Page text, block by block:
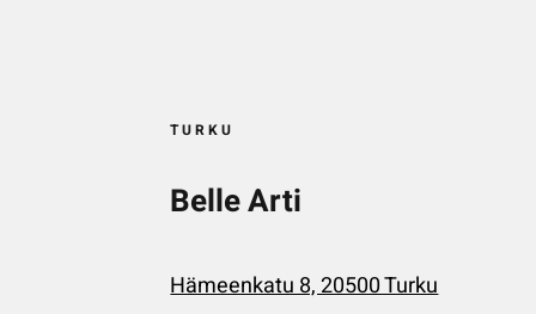
TURKU
Belle Arti
Hämeenkatu 8, 20500 Turku